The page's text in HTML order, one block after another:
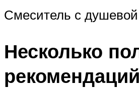
Смеситель с
Несколько